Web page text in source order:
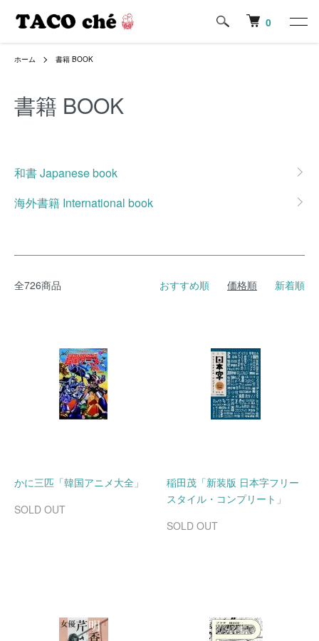
0
ホーム 書籍 BOOK
書籍 BOOK
和書 Japanese book
海外書籍 International book
全726商品 おすすめ順 価格順 新着順
かに三匹「韓国アニメ大全」
SOLD OUT
稲田茂「新装版 日本字フリー
スタイル・コンプリート」
SOLD OUT